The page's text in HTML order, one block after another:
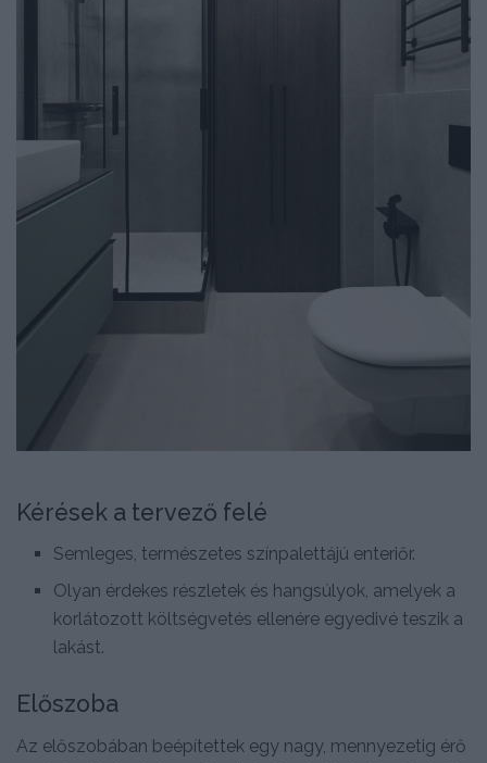
Kérések a tervező felé
Semleges, természetes színpalettájú enteriőr.
Olyan érdekes részletek és hangsúlyok, amelyek a
korlátozott költségvetés ellenére egyedivé teszik a
lakást.
Előszoba
Az előszobában beépítettek egy nagy, mennyezetig érő